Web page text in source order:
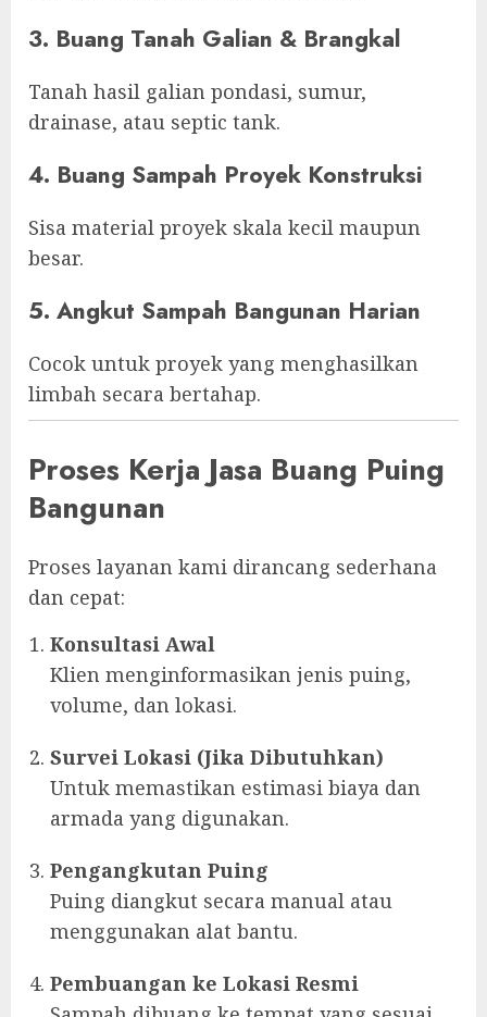
3. Buang Tanah Galian & Brangkal
Tanah hasil galian pondasi, sumur,
drainase, atau septic tank.
4. Buang Sampah Proyek Konstruksi
Sisa material proyek skala kecil maupun
besar.
5. Angkut Sampah Bangunan Harian
Cocok untuk proyek yang menghasilkan
limbah secara bertahap.
Proses Kerja Jasa Buang Puing
Bangunan
Proses layanan kami dirancang sederhana
dan cepat:
Konsultasi Awal
Klien menginformasikan jenis puing,
volume, dan lokasi.
Survei Lokasi (Jika Dibutuhkan)
Untuk memastikan estimasi biaya dan
armada yang digunakan.
Pengangkutan Puing
Puing diangkut secara manual atau
menggunakan alat bantu.
Pembuangan ke Lokasi Resmi